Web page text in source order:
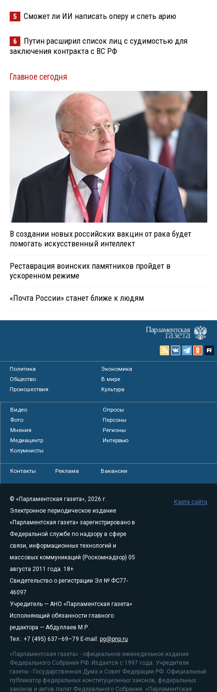
5 Сможет ли ИИ написать оперу и спеть арию
6
Путин расширил список лиц с судимостью для
заключения контракта с ВС РФ
Главное сегодня
В создании новых российских вакцин от рака будет
помогать искусственный интеллект
Реставрация воинских памятников пройдет в
ускоренном режиме
«Почта России» станет ближе к людям
Политика
Экономика
Общество
В мире
Происшествия
Культура
Видео
Опросы
Фото
Персоны
Мнения
Регионы
Медиацентр
Интервью
Колумнисты
Контакты Реклама Вакансии
© «Парламентская газета», 2026 г.
Электронное периодическое издание
«Парламентская газета» зарегистрировано в
Федеральной службе по надзору в сфере
связи, информационных технологий и
массовых коммуникаций (Роскомнадзор) 05
августа 2011 года. 18+
Свидетельство о регистрации Эл № ФС77-
46097
Учредитель — АНО «Парламентская газета»
Исполняющий обязанности главного
редактора — Абдуллаев М.Р.
Тел.: +7 (495) 637–69–79 E-mail: pg@pnp.ru
«Парламентская газета» - официальное еженедельное издание
Федерального Собрания РФ. Издается с 1997 года. Учредители
газеты - Государственная Дума и Совет Федерации РФ. Официальный
публикатор федеральных конституционных законов, федеральных
законов и актов палат Федерального Собрания. «Парламентская
Карта сайта